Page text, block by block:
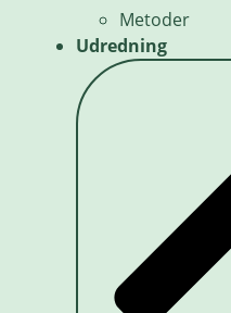
Metoder
Udredning